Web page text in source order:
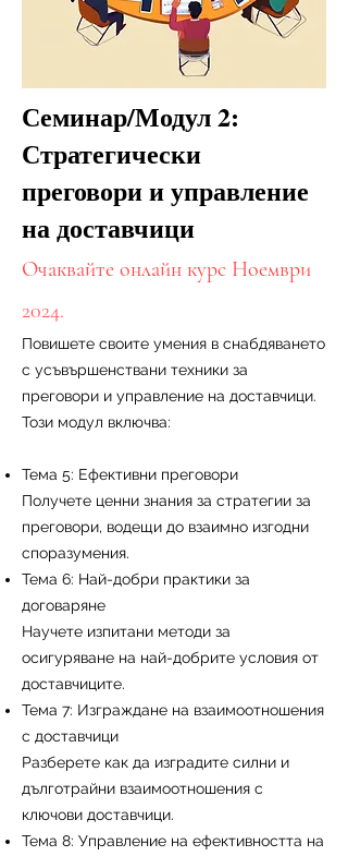
Семинар/Модул 2:
Стратегически
преговори и управление
на доставчици
Очаквайте онлайн курс Ноември
2024.
Повишете своите умения в снабдяването
с усъвършенствани техники за
преговори и управление на доставчици.
Този модул включва:
Тема 5: Ефективни преговори
Получете ценни знания за стратегии за
преговори, водещи до взаимно изгодни
споразумения.
Тема 6: Най-добри практики за
договаряне
Научете изпитани методи за
осигуряване на най-добрите условия от
доставчиците.
Тема 7: Изграждане на взаимоотношения
с доставчици
Разберете как да изградите силни и
дълготрайни взаимоотношения с
ключови доставчици.
Тема 8: Управление на ефективността на